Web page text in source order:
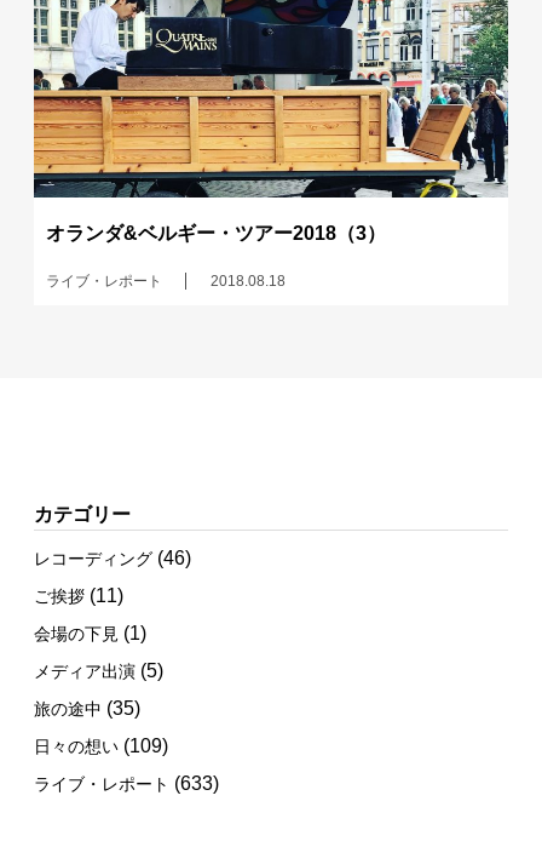
オランダ&ベルギー・ツアー2018（3）
ライブ・レポート 2018.08.18
カテゴリー
レコーディング (46)
ご挨拶 (11)
会場の下見 (1)
メディア出演 (5)
旅の途中 (35)
日々の想い (109)
ライブ・レポート (633)